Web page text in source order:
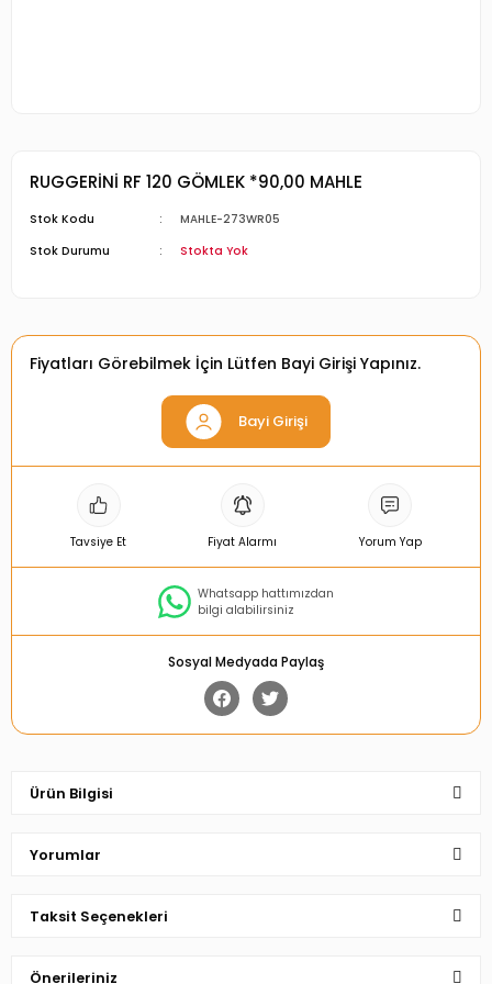
RUGGERİNİ RF 120 GÖMLEK *90,00 MAHLE
Stok Kodu
MAHLE-273WR05
Stok Durumu
Stokta Yok
Fiyatları Görebilmek İçin Lütfen Bayi Girişi Yapınız.
Bayi Girişi
Tavsiye Et Fiyat Alarmı Yorum Yap
Whatsapp hattımızdan
bilgi alabilirsiniz
Sosyal Medyada Paylaş
Ürün Bilgisi
Yorumlar
Taksit Seçenekleri
Önerileriniz